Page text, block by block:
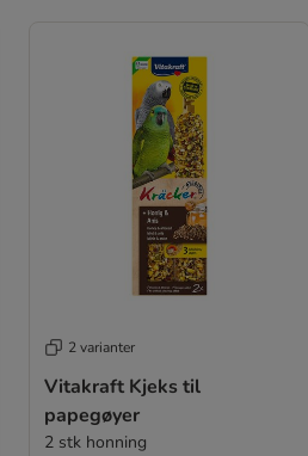
2 varianter
Vitakraft Kjeks til
papegøyer
2 stk honning